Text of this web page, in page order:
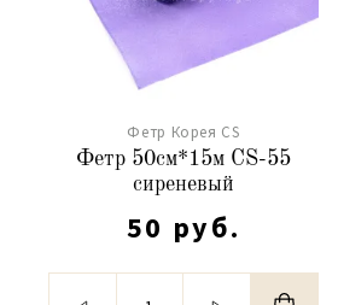
Фетр Корея CS
Фетр 50см*15м CS-55
сиреневый
50 руб.